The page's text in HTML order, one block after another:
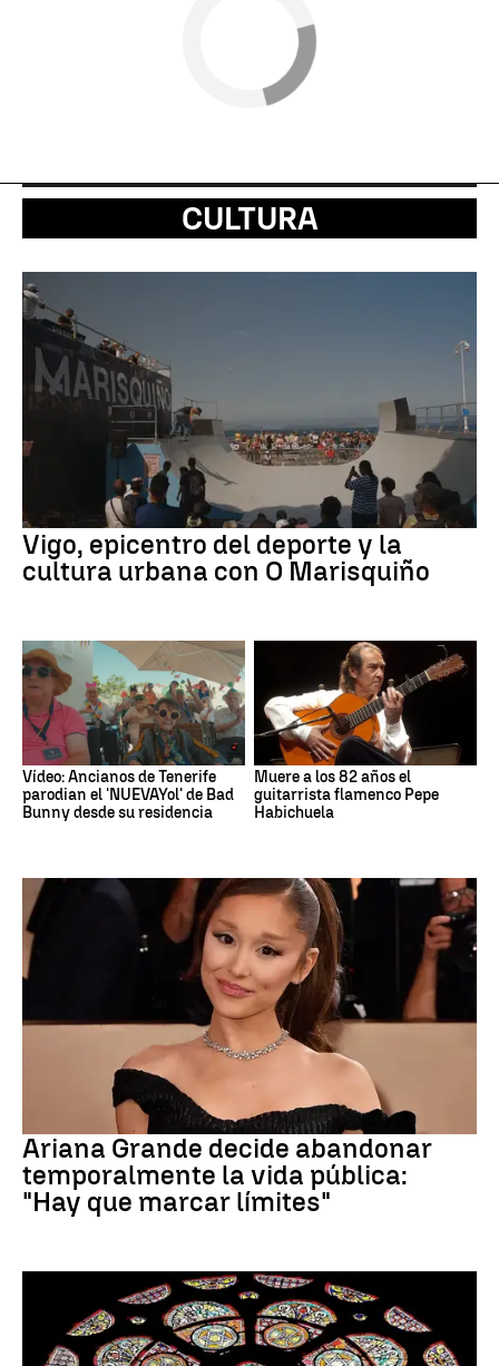
CULTURA
Vigo, epicentro del deporte y la
cultura urbana con O Marisquiño
Vídeo: Ancianos de Tenerife
parodian el 'NUEVAYol' de Bad
Bunny desde su residencia
Muere a los 82 años el
guitarrista flamenco Pepe
Habichuela
Ariana Grande decide abandonar
temporalmente la vida pública:
"Hay que marcar límites"